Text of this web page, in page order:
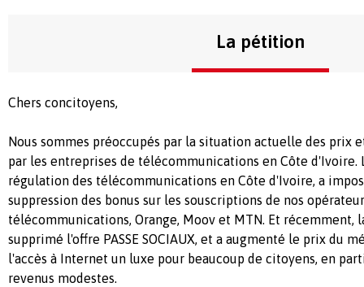
La pétition
Chers concitoyens,
Nous sommes préoccupés par la situation actuelle des prix
par les entreprises de télécommunications en Côte d'Ivoire.
régulation des télécommunications en Côte d'Ivoire, a
suppression des bonus sur les souscriptions de nos
télécommunications, Orange, Moov et MTN. Et récemment,
supprimé l'offre PASSE SOCIAUX, et a augmenté le prix du
l'accès à Internet un luxe pour beaucoup de citoyens, en
revenus modestes.